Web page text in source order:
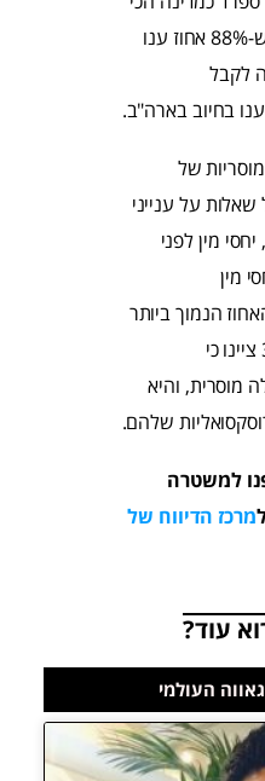
פחות להט"בפובית בעולם, לאחר ש-88% אחוז ענו
לקבל
של
כולל שאלות על ענייני
מין לפני
ענו כי יחסי מין
הנמוך ביותר
מכל המדינות המשתתפות), ו-38% ציינו כי
מוסרית, והיא
שלהם.
למשטרה
מרכז הדיווח של
עוד?
העולמי